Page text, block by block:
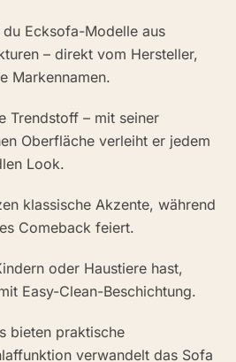
Ecksofa-Modelle aus
– direkt vom Hersteller,
Markennamen.
Trendstoff – mit seiner
Oberfläche verleiht er jedem
Look.
klassische Akzente, während
Comeback feiert.
oder Haustiere hast,
Easy-Clean-Beschichtung.
bieten praktische
verwandelt das Sofa